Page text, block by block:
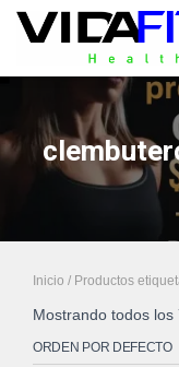
Inicio / Productos
Mostrando todos los